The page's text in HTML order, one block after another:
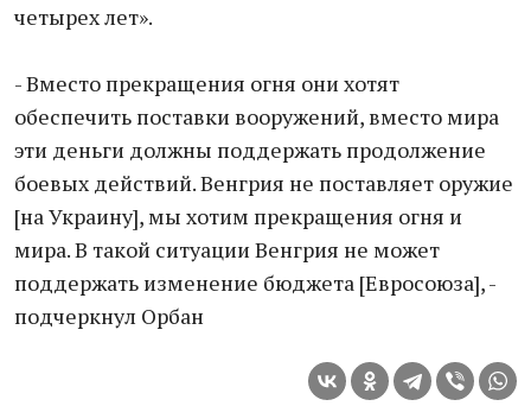
четырех лет».
- Вместо прекращения огня они хотят
обеспечить поставки вооружений, вместо мира
эти деньги должны поддержать продолжение
боевых действий. Венгрия не поставляет оружие
[на Украину], мы хотим прекращения огня и
мира. В такой ситуации Венгрия не может
поддержать изменение бюджета [Евросоюза], -
подчеркнул Орбан